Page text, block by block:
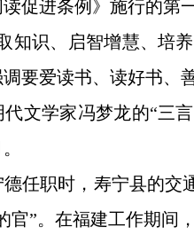
促进条例》施行的第
知识、启智增慧、培
要爱读书、读好书、
文学家冯梦龙的“三
任职时，寿宁县的交
官”。在福建工作期间